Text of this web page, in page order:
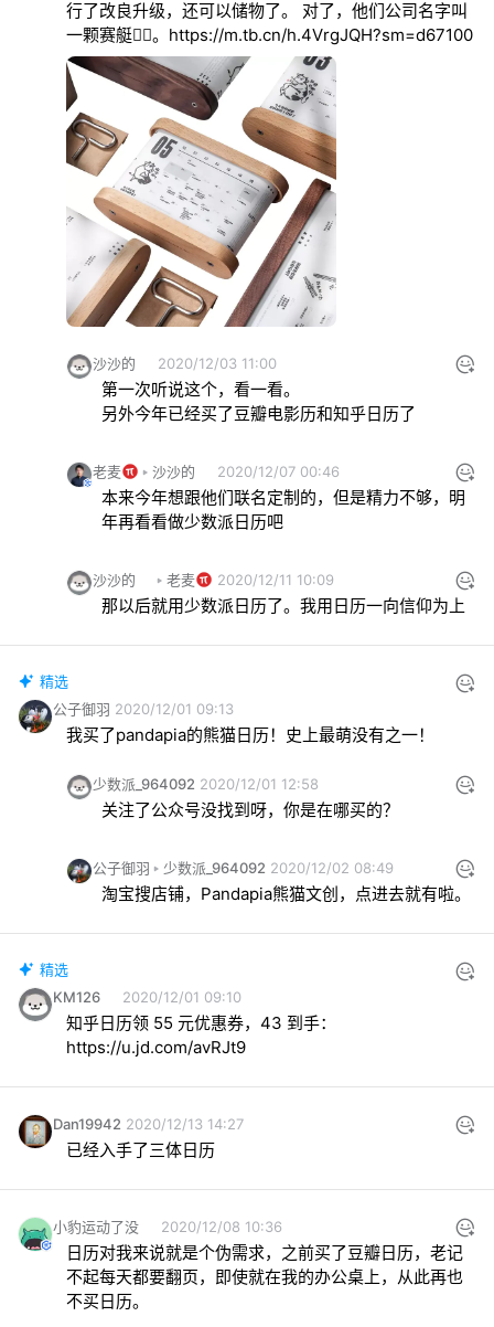
行了改良升级，还可以储物了。 对了，他们公司名字叫
一颗赛艇🤦‍♂️。 https://m.tb.cn/h.4VrgJQH?sm=d67100
沙沙的 2020/12/03 11:00
第一次听说这个，看一看。
另外今年已经买了豆瓣电影历和知乎日历了
老麦 沙沙的 2020/12/07 00:46
本来今年想跟他们联名定制的，但是精力不够，明
年再看看做少数派日历吧
沙沙的 老麦 2020/12/11 10:09
那以后就用少数派日历了。我用日历一向信仰为上
精选
公子御羽 2020/12/01 09:13
我买了pandapia的熊猫日历！史上最萌没有之一！
少数派_964092 2020/12/01 12:58
关注了公众号没找到呀，你是在哪买的？
公子御羽 少数派_964092 2020/12/02 08:49
淘宝搜店铺，Pandapia熊猫文创，点进去就有啦。
精选
KM126
2020/12/01 09:10
知乎日历领 55 元优惠券，43 到手：
https://u.jd.com/avRJt9
Dan19942 2020/12/13 14:27
已经入手了三体日历
小豹运动了没 2020/12/08 10:36
日历对我来说就是个伪需求，之前买了豆瓣日历，老记
不起每天都要翻页，即使就在我的办公桌上，从此再也
不买日历。